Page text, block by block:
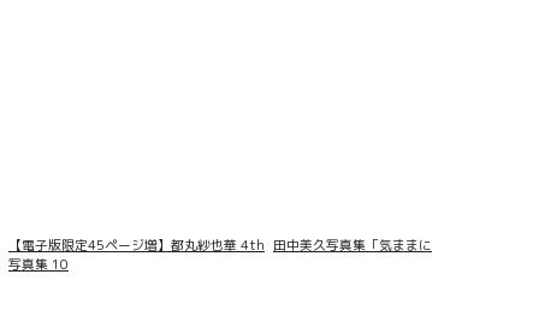
【電子版限定45ページ増】都丸紗也華 4th
写真集 10
田中美久写真集「気ままに